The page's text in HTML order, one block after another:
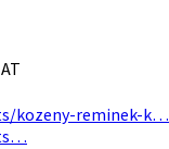
kozeny-reminek-k…